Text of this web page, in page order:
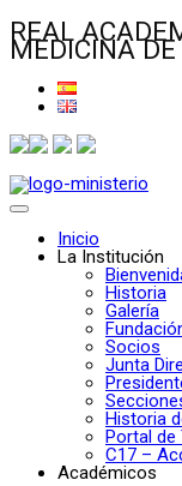
REAL
MEDICINA
Inicio
La Institución
Historia
Galería
Socios
Junta
Historia
Portal de
C17 –
Académicos